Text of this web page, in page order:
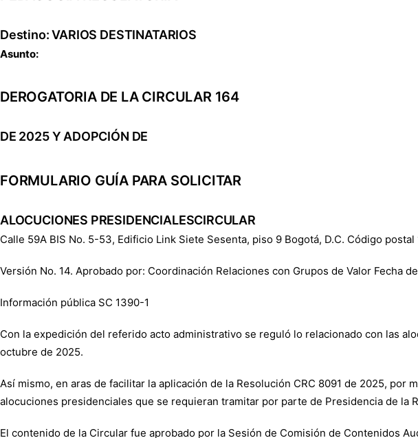
Destino: VARIOS DESTINATARIOS
Asunto:
DEROGATORIA DE LA CIRCULAR 164
DE 2025 Y ADOPCIÓN DE
FORMULARIO GUÍA PARA SOLICITAR
ALOCUCIONES PRESIDENCIALESCIRCULAR
Calle 59A BIS No. 5-53, Edificio Link Siete Sesenta, piso 9 Bogotá, D.C. Código
Versión No. 14. Aprobado por: Coordinación Relaciones con Grupos de Valor Fecha
Información pública SC 1390-1
Con la expedición del referido acto administrativo se reguló lo relacionado con las
octubre de 2025.
Así mismo, en aras de facilitar la aplicación de la Resolución CRC 8091 de 2025,
alocuciones presidenciales que se requieran tramitar por parte de Presidencia de la
El contenido de la Circular fue aprobado por la Sesión de Comisión de Contenidos